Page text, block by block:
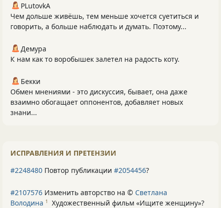
PLutоvkА
Чем дольше живёшь, тем меньше хочется суетиться и
говорить, а больше наблюдать и думать. Поэтому...
Демура
К нам как то воробышек залетел на радость коту.
Бекки
Обмен мнениями - это дискуссия, бывает, она даже
взаимно обогащает оппонентов, добавляет новых
знани...
ИСПРАВЛЕНИЯ И ПРЕТЕНЗИИ
#2248480 Повтор публикации #2054456?
#2107576 Изменить авторство на © Светлана
Володина 1 Художественный фильм «Ищите женщину»?